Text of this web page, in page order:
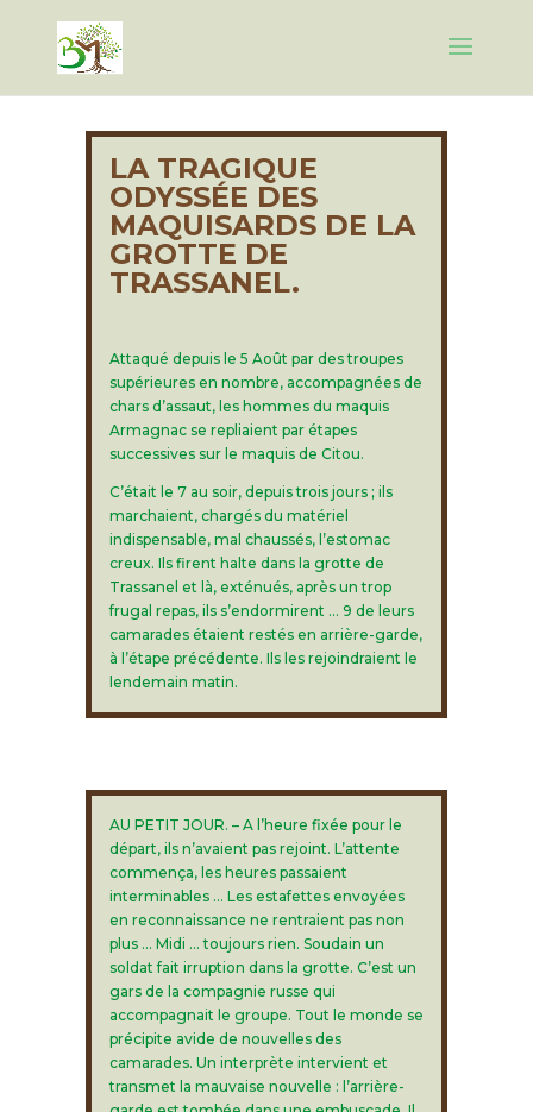
LA TRAGIQUE
ODYSSÉE DES
MAQUISARDS DE LA
GROTTE DE
TRASSANEL.
Attaqué depuis le 5 Août par des troupes
supérieures en nombre, accompagnées de
chars d’assaut, les hommes du maquis
Armagnac se repliaient par étapes
successives sur le maquis de Citou.
C’était le 7 au soir, depuis trois jours ; ils
marchaient, chargés du matériel
indispensable, mal chaussés, l’estomac
creux. Ils firent halte dans la grotte de
Trassanel et là, exténués, après un trop
frugal repas, ils s’endormirent … 9 de leurs
camarades étaient restés en arrière-garde,
à l’étape précédente. Ils les rejoindraient le
lendemain matin.
AU PETIT JOUR. – A l’heure fixée pour le
départ, ils n’avaient pas rejoint. L’attente
commença, les heures passaient
interminables … Les estafettes envoyées
en reconnaissance ne rentraient pas non
plus … Midi … toujours rien. Soudain un
soldat fait irruption dans la grotte. C’est un
gars de la compagnie russe qui
accompagnait le groupe. Tout le monde se
précipite avide de nouvelles des
camarades. Un interprète intervient et
transmet la mauvaise nouvelle : l’arrière-